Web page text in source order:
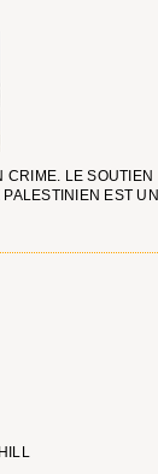
CRIME. LE SOUTIEN
EST UN